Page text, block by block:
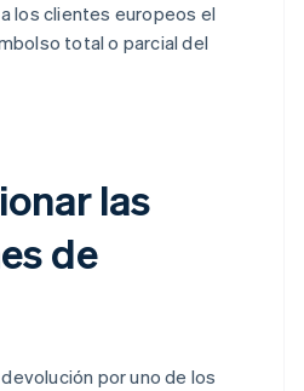
los clientes europeos el
total o parcial del
las
de
por uno de los